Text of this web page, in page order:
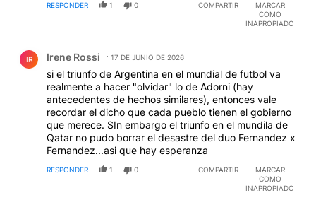
RESPONDER 1 0 COMPARTIR
MARCAR
COMO
INAPROPIADO
IR Irene Rossi 17 DE JUNIO DE 2026
si el triunfo de Argentina en el mundial de futbol va
realmente a hacer "olvidar" lo de Adorni (hay
antecedentes de hechos similares), entonces vale
recordar el dicho que cada pueblo tienen el gobierno
que merece. SIn embargo el triunfo en el mundila de
Qatar no pudo borrar el desastre del duo Fernandez x
Fernandez...asi que hay esperanza
RESPONDER 1 0 COMPARTIR
MARCAR
COMO
INAPROPIADO